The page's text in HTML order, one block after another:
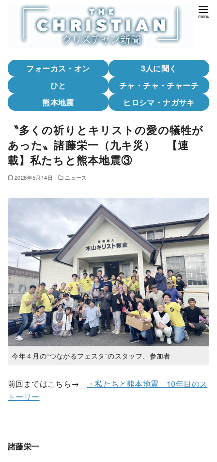
フォーカス・オン
3人に聞く
ひと
チャ・チャ・チャーチ
熊本地震
ヒロシマ・ナガサキ
〝多くの祈りとキリストの愛の犠牲が
あった〟諸藤栄一（九キ災） 【連
載】私たちと熊本地震③
2026年5月14日 ニュース
今年４月の“つながるフェスタ”のスタッフ、参加者
前回まではこちら→
・私たちと熊本地震 10年目のス
トーリー
諸藤栄一